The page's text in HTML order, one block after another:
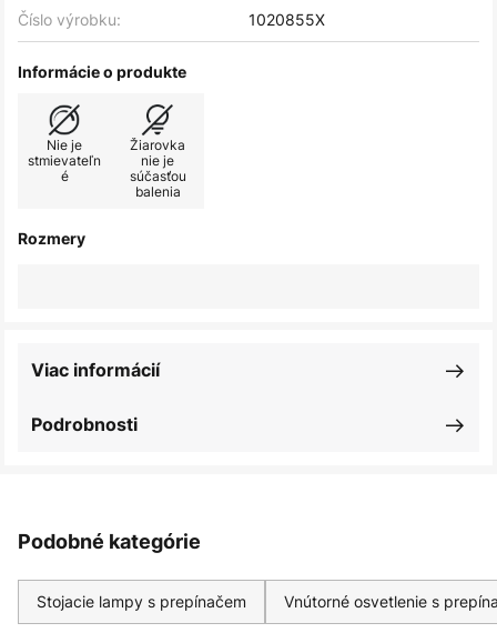
Číslo výrobku: 1020855X
Informácie o produkte
Nie je
stmievateľn
é
Žiarovka
nie je
súčasťou
balenia
Rozmery
Podrobnosti
Viac informácií
Podobné kategórie
Stojacie lampy s prepínačem Vnútorné osvetlenie s